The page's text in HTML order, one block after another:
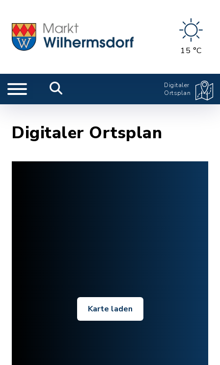
15 °C
Digitaler
Ortsplan
Digitaler Ortsplan
Karte laden